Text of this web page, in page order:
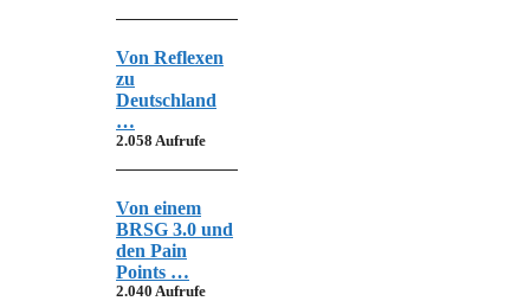
Von Reflexen
zu
Deutschland
…
2.058 Aufrufe
Von einem
BRSG 3.0 und
den Pain
Points …
2.040 Aufrufe